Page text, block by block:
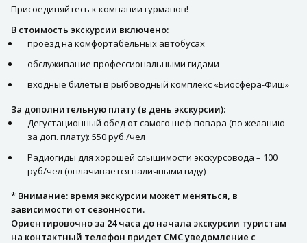
Присоединяйтесь к компании гурманов!
В стоимость экскурсии включено:
проезд на комфортабельных автобусах
обслуживание профессиональными гидами
входные билеты в рыбоводный комплекс «Биосфера-Фиш»
За дополнительную плату (в день экскурсии):
Дегустационный обед от самого шеф-повара (по желанию
за доп. плату): 550 руб./чел
Радиогиды для хорошей слышимости экскурсовода – 100
руб/чел (оплачивается наличными гиду)
* Внимание: время экскурсии может меняться, в
зависимости от сезонности.
Ориентировочно за 24 часа до начала экскурсии туристам
на контактный телефон придет СМС уведомление с